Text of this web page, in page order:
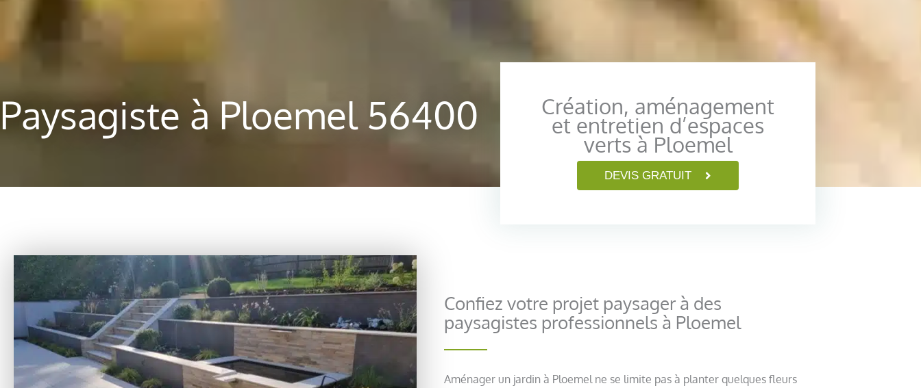
Paysagiste à Ploemel 56400 Création, aménagement
et entretien d’espaces
verts à Ploemel
DEVIS GRATUIT
Confiez votre projet paysager à des
paysagistes professionnels à Ploemel
Aménager un jardin à Ploemel ne se limite pas à planter quelques fleurs